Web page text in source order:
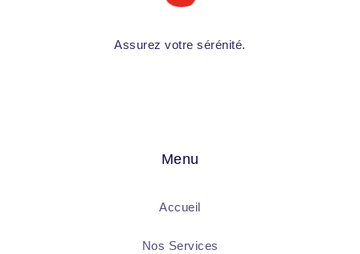
Assurez votre sérénité.
Menu
Accueil
Nos Services